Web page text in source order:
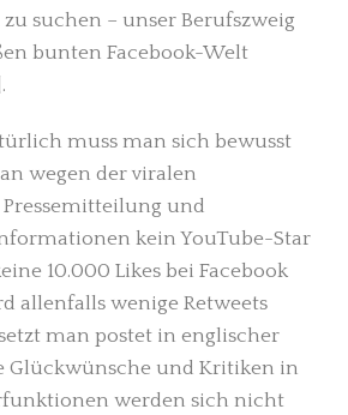
suchen – unser Berufszweig
bunten Facebook-Welt
muss man sich bewusst
wegen der viralen
und
kein YouTube-Star
10.000 Likes bei Facebook
allenfalls wenige Retweets
man postet in englischer
Glückwünsche und Kritiken in
werden sich nicht